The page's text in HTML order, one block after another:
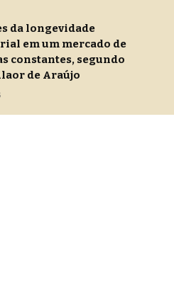
da longevidade
em um mercado de
constantes, segundo
de Araújo